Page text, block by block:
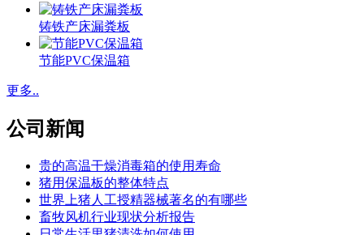
铸铁产床漏粪板
节能PVC保温箱
更多..
公司新闻
贵的高温干燥消毒箱的使用寿命
猪用保温板的整体特点
世界上猪人工授精器械著名的有哪些
畜牧风机行业现状分析报告